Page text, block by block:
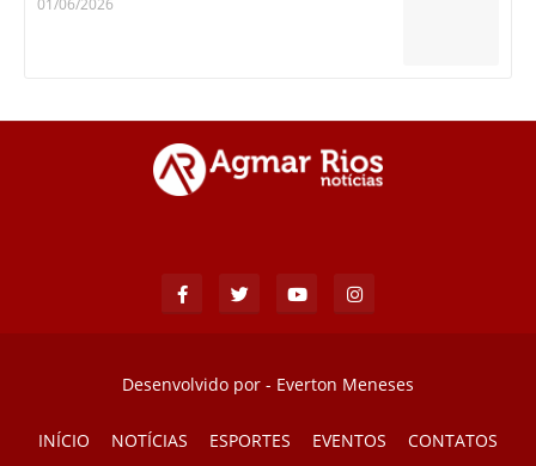
Desenvolvido por - Everton Meneses
INÍCIO NOTÍCIAS ESPORTES EVENTOS CONTATOS